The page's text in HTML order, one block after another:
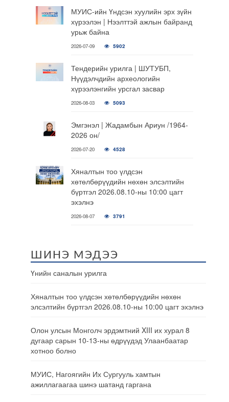
МУИС-ийн Үндсэн хуулийн эрх зүйн
хүрээлэн | Нээлттэй ажлын байранд
урьж байна
2026-07-09 5902
Тендерийн урилга | ШУТУБП,
Нүүдэлчдийн археологийн
хүрээлэнгийн урсгал засвар
2026-08-03 5093
Эмгэнэл | Жадамбын Ариун /1964-
2026 он/
2026-07-20 4528
Хяналтын тоо үлдсэн
хөтөлбөрүүдийн нөхөн элсэлтийн
бүртгэл 2026.08.10-ны 10:00 цагт
эхэлнэ
2026-08-07 3791
ШИНЭ МЭДЭЭ
Үнийн саналын урилга
Хяналтын тоо үлдсэн хөтөлбөрүүдийн нөхөн
элсэлтийн бүртгэл 2026.08.10-ны 10:00 цагт эхэлнэ
Олон улсын Монголч эрдэмтний XIII их хурал 8
дугаар сарын 10-13-ны өдрүүдэд Улаанбаатар
хотноо болно
МУИС, Нагоягийн Их Сургууль хамтын
ажиллагаагаа шинэ шатанд гаргана